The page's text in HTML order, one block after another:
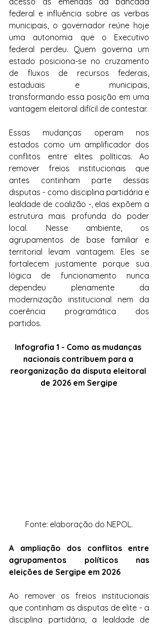
federal e influência sobre as verbas
municipais, o governador reúne hoje
uma autonomia que o Executivo
federal perdeu. Quem governa um
estado posiciona-se no cruzamento
de fluxos de recursos federais,
estaduais e municipais,
transformando essa posição em uma
vantagem eleitoral difícil de contestar.
Essas mudanças operam nos
estados como um amplificador dos
conflitos entre elites políticas. Ao
remover freios institucionais que
antes continham parte dessas
disputas - como disciplina partidária e
lealdade de coalizão -, elas expõem a
estrutura mais profunda do poder
local. Nesse ambiente, os
agrupamentos de base familiar e
territorial levam vantagem. Eles se
fortalecem justamente porque sua
lógica de funcionamento nunca
dependeu plenamente da
modernização institucional nem da
coerência programática dos
partidos.
Infografia 1 - Como as mudanças
nacionais contribuem para a
reorganização da disputa eleitoral
de 2026 em Sergipe
Fonte: elaboração do NEPOL.
A ampliação dos conflitos entre
agrupamentos políticos nas
eleições de Sergipe em 2026
Ao remover os freios institucionais
que continham as disputas de elite - a
disciplina partidária, a lealdade de